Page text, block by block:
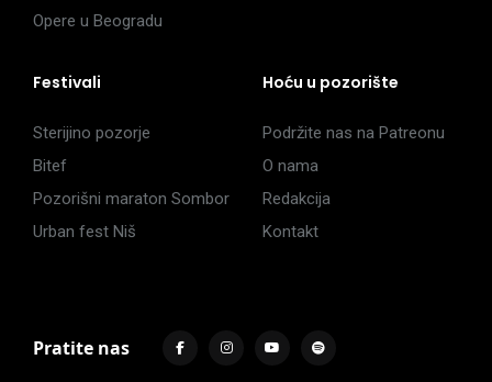
Opere u Beogradu
Festivali
Sterijino pozorje
Bitef
Pozorišni maraton Sombor
Urban fest Niš
Hoću u pozorište
Podržite nas na Patreonu
O nama
Redakcija
Kontakt
Pratite nas